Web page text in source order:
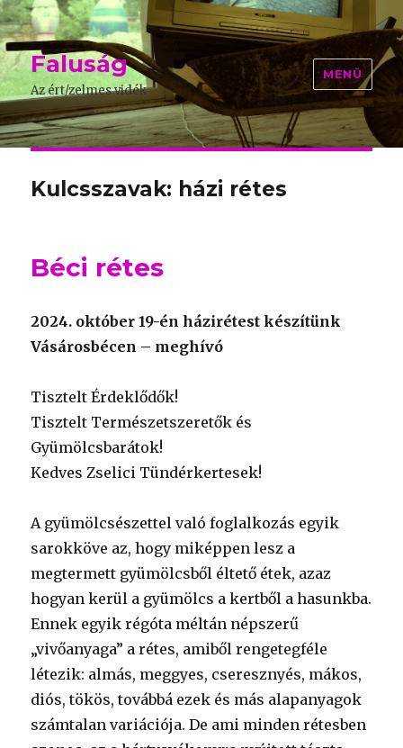
Faluság
Az ért/zelmes vidék
MENÜ
Kulcsszavak: házi rétes
Béci rétes
2024. október 19-én házirétest készítünk
Vásárosbécen – meghívó
Tisztelt Érdeklődők!
Tisztelt Természetszeretők és
Gyümölcsbarátok!
Kedves Zselici Tündérkertesek!
A gyümölcsészettel való foglalkozás egyik
sarokköve az, hogy miképpen lesz a
megtermett gyümölcsből éltető étek, azaz
hogyan kerül a gyümölcs a kertből a hasunkba.
Ennek egyik régóta méltán népszerű
„vivőanyaga” a rétes, amiből rengetegféle
létezik: almás, meggyes, cseresznyés, mákos,
diós, tökös, továbbá ezek és más alapanyagok
számtalan variációja. De ami minden rétesben